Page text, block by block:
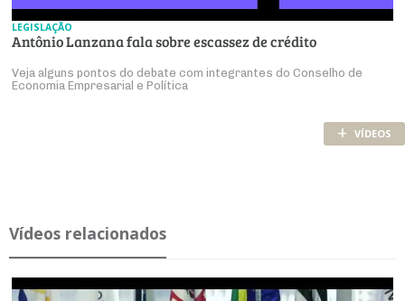
LEGISLAÇÃO
Antônio Lanzana fala sobre escassez de crédito
Veja alguns pontos do debate com integrantes do Conselho de
Economia Empresarial e Política
+ VÍDEOS
Ví­deos re­la­ci­o­nados